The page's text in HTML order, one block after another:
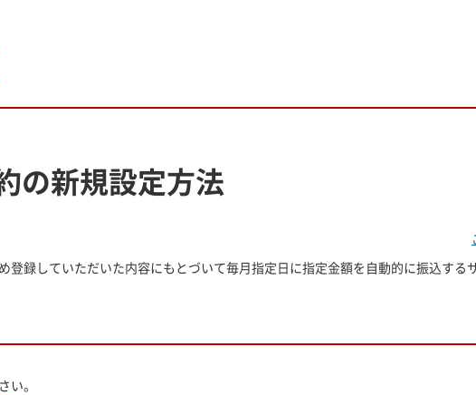
の新規設定方法
録していただいた内容にもとづいて毎月指定日に指定金額を自動的に振込する
い。